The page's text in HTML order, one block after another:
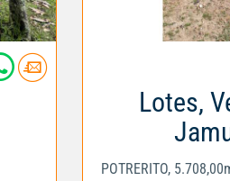
Lotes,
POTRERITO,